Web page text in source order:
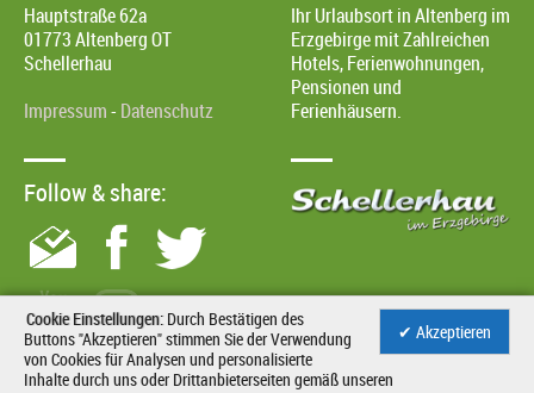
Hauptstraße 62a
01773Altenberg OT
Schellerhau
Impressum- Datenschutz
Ihr Urlaubsort in Altenberg im
Erzgebirge mit Zahlreichen
Hotels, Ferienwohnungen,
Pensionen und
Ferienhäusern.
Follow & share:
✔ Akzeptieren
Cookie Einstellungen: Durch Bestätigen des
Buttons "Akzeptieren" stimmen Sie der Verwendung
von Cookies für Analysen und personalisierte
Inhalte durch uns oder Drittanbieterseiten gemäß unseren